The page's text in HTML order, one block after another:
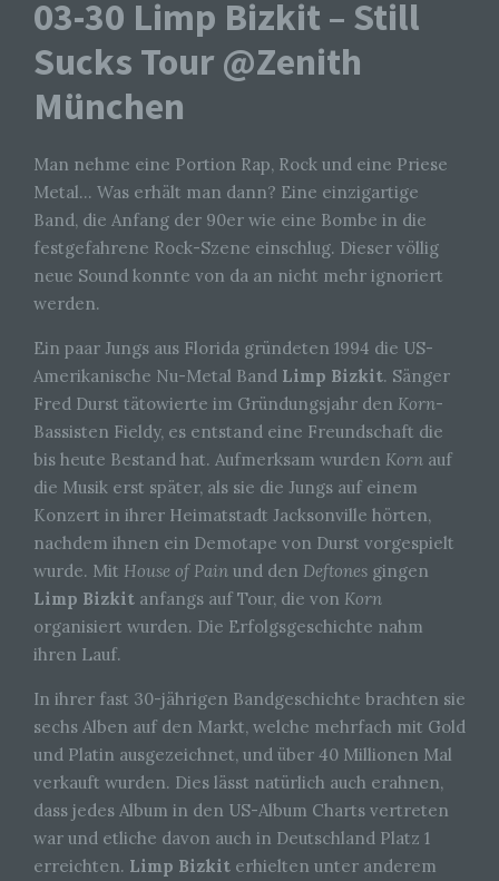
03-30 Limp Bizkit – Still
Sucks Tour @Zenith
München
Man nehme eine Portion Rap, Rock und eine Priese
Metal… Was erhält man dann? Eine einzigartige
Band, die Anfang der 90er wie eine Bombe in die
festgefahrene Rock-Szene einschlug. Dieser völlig
neue Sound konnte von da an nicht mehr ignoriert
werden.
Ein paar Jungs aus Florida gründeten 1994 die US-
Amerikanische Nu-Metal Band Limp Bizkit. Sänger
Fred Durst tätowierte im Gründungsjahr den Korn-
Bassisten Fieldy, es entstand eine Freundschaft die
bis heute Bestand hat. Aufmerksam wurden Korn auf
die Musik erst später, als sie die Jungs auf einem
Konzert in ihrer Heimatstadt Jacksonville hörten,
nachdem ihnen ein Demotape von Durst vorgespielt
wurde. Mit House of Pain und den Deftones gingen
Limp Bizkit anfangs auf Tour, die von Korn
organisiert wurden. Die Erfolgsgeschichte nahm
ihren Lauf.
In ihrer fast 30-jährigen Bandgeschichte brachten sie
sechs Alben auf den Markt, welche mehrfach mit Gold
und Platin ausgezeichnet, und über 40 Millionen Mal
verkauft wurden. Dies lässt natürlich auch erahnen,
dass jedes Album in den US-Album Charts vertreten
war und etliche davon auch in Deutschland Platz 1
erreichten. Limp Bizkit erhielten unter anderem